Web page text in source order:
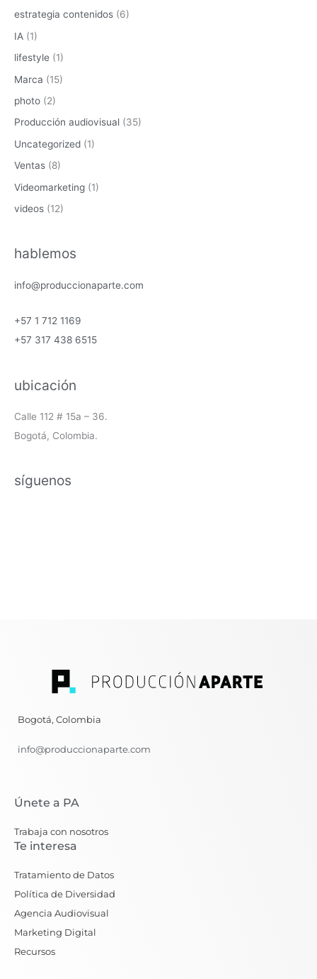
estrategia contenidos (6)
IA (1)
lifestyle (1)
Marca (15)
photo (2)
Producción audiovisual (35)
Uncategorized (1)
Ventas (8)
Videomarketing (1)
videos (12)
hablemos
info@produccionaparte.com
+57 1 712 1169
+57 317 438 6515
ubicación
Calle 112 # 15a – 36.
Bogotá, Colombia.
síguenos
Bogotá, Colombia
info@produccionaparte.com
Únete a PA
Trabaja con nosotros
Te interesa
Tratamiento de Datos
Política de Diversidad
Agencia Audiovisual
Marketing Digital
Recursos